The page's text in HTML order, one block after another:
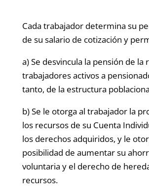
Cada trabajador determina su
de su salario de cotización y
a) Se desvincula la pensión de la
trabajadores activos a
tanto, de la estructura
b) Se le otorga al trabajador la
los recursos de su Cuenta
los derechos adquiridos, y le
posibilidad de aumentar su
voluntaria y el derecho de
recursos.